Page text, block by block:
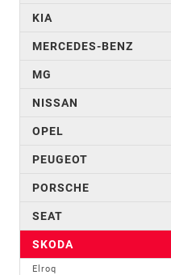
KIA
MERCEDES-BENZ
MG
NISSAN
OPEL
PEUGEOT
PORSCHE
SEAT
SKODA
Elroq